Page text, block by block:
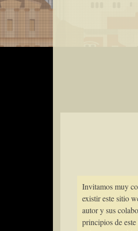
Invitamos muy
existir este sitio
autor y sus
principios de